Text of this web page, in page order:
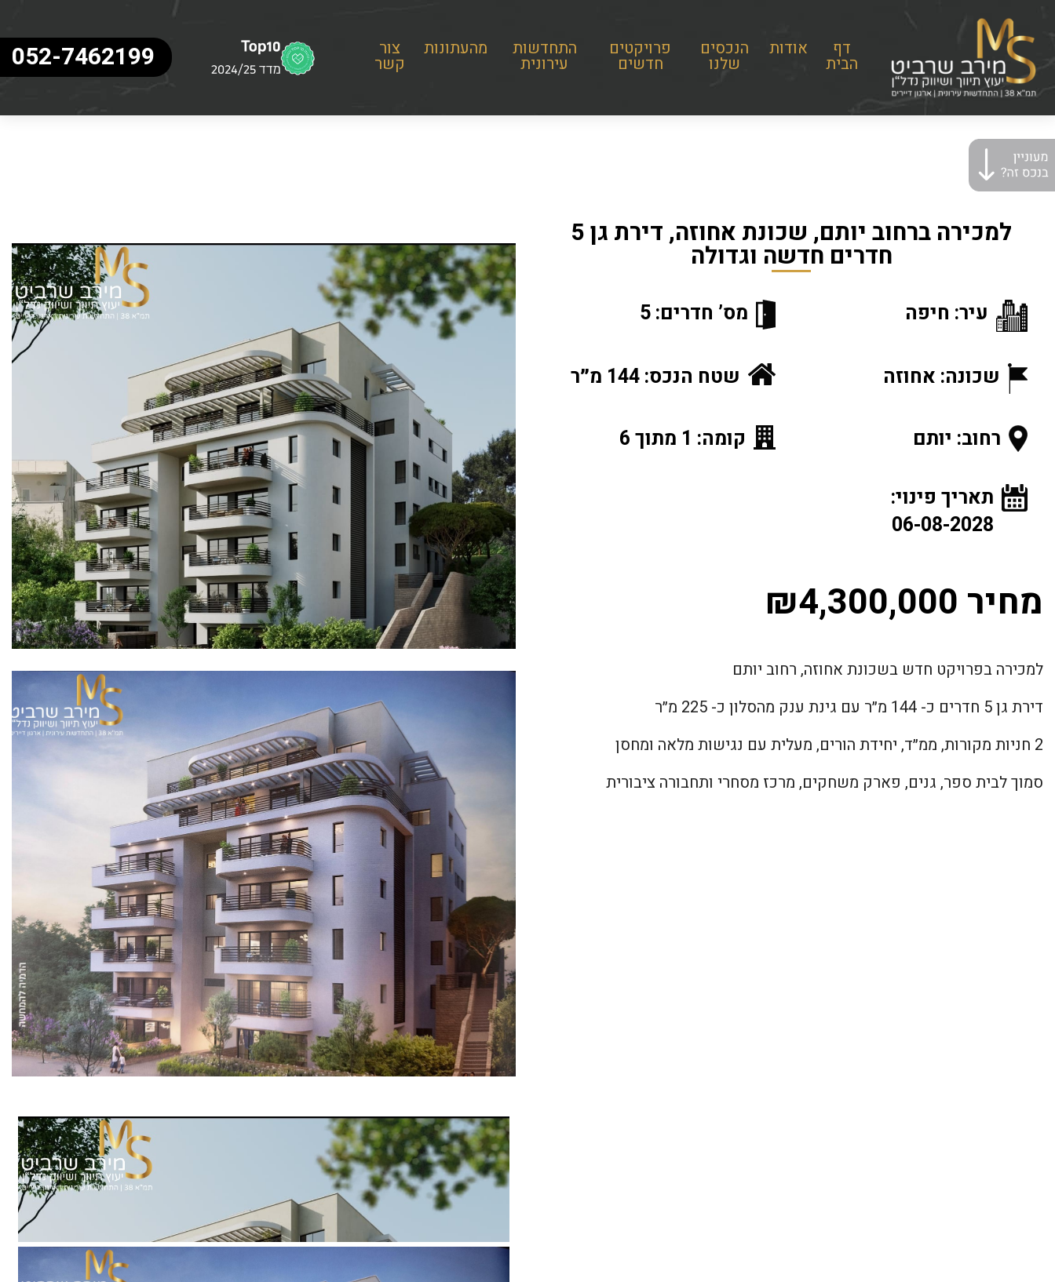
דף
הבית
אודות הנכסים
שלנו
פרויקטים
חדשים
התחדשות
עירונית
מהעתונות צור
קשר 052-7462199
למכירה ברחוב יותם, שכונת אחוזה, דירת גן 5
חדרים חדשה וגדולה
עיר: חיפה מס’ חדרים: 5
שכונה: אחוזה שטח הנכס: 144 מ״ר
רחוב: יותם קומה: 1 מתוך 6
תאריך פינוי:
06-08-2028
מחיר ₪4,300,000
למכירה בפרויקט חדש בשכונת אחוזה, רחוב יותם
דירת גן 5 חדרים כ- 144 מ״ר עם גינת ענק מהסלון כ- 225 מ״ר
2 חניות מקורות, ממ״ד, יחידת הורים, מעלית עם נגישות מלאה ומחסן
סמוך לבית ספר, גנים, פארק משחקים, מרכז מסחרי ותחבורה ציבורית